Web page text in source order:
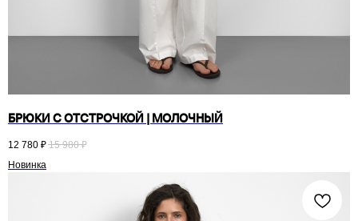
БРЮКИ С ОТСТРОЧКОЙ | МОЛОЧНЫЙ
12 780 ₽ 15 980 ₽
Новинка